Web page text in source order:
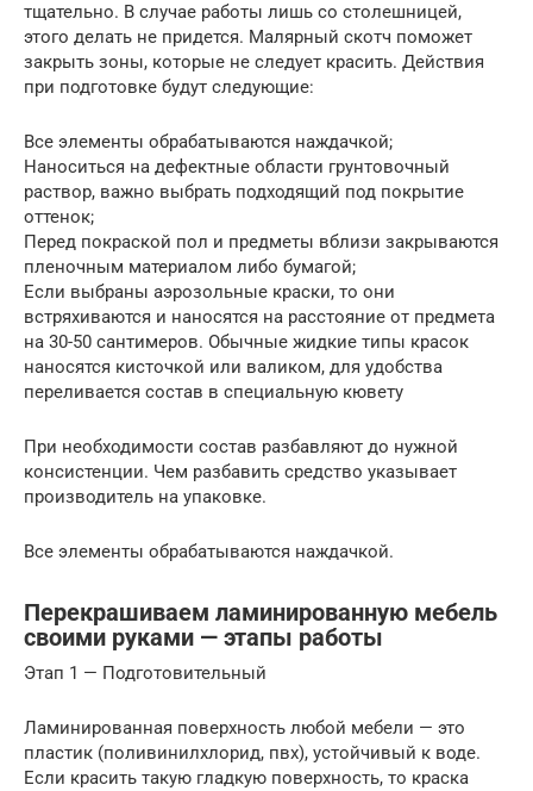
тщательно. В случае работы лишь со столешницей,
этого делать не придется. Малярный скотч поможет
закрыть зоны, которые не следует красить. Действия
при подготовке будут следующие:
Все элементы обрабатываются наждачкой;
Наноситься на дефектные области грунтовочный
раствор, важно выбрать подходящий под покрытие
оттенок;
Перед покраской пол и предметы вблизи закрываются
пленочным материалом либо бумагой;
Если выбраны аэрозольные краски, то они
встряхиваются и наносятся на расстояние от предмета
на 30-50 сантимеров. Обычные жидкие типы красок
наносятся кисточкой или валиком, для удобства
переливается состав в специальную кювету
При необходимости состав разбавляют до нужной
консистенции. Чем разбавить средство указывает
производитель на упаковке.
Все элементы обрабатываются наждачкой.
Перекрашиваем ламинированную мебель
своими руками — этапы работы
Этап 1 — Подготовительный
Ламинированная поверхность любой мебели — это
пластик (поливинилхлорид, пвх), устойчивый к воде.
Если красить такую гладкую поверхность, то краска